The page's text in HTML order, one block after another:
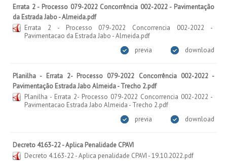
Errata 2 - Processo 079-2022 Concorrência 002-2022 - Pavimentação
da Estrada Jabo - Almeida.pdf
Errata 2 - Processo 079-2022 Concorrencia 002-2022 -
Pavimentacao da Estrada Jabo - Almeida.pdf
download
previa
Planilha - Errata 2- Processo 079-2022 Concorrência 002-2022 -
Pavimentação Estrada Jabo Almeida - Trecho 2.pdf
Planilha - Errata 2- Processo 079-2022 Concorrencia 002-2022 -
Pavimentacao Estrada Jabo Almeida - Trecho 2.pdf
download
previa
Decreto 4163-22 - Aplica Penalidade CPAVI
Decreto 4.163-22 - Aplica penalidade CPAVI - 19.10.2022.pdf